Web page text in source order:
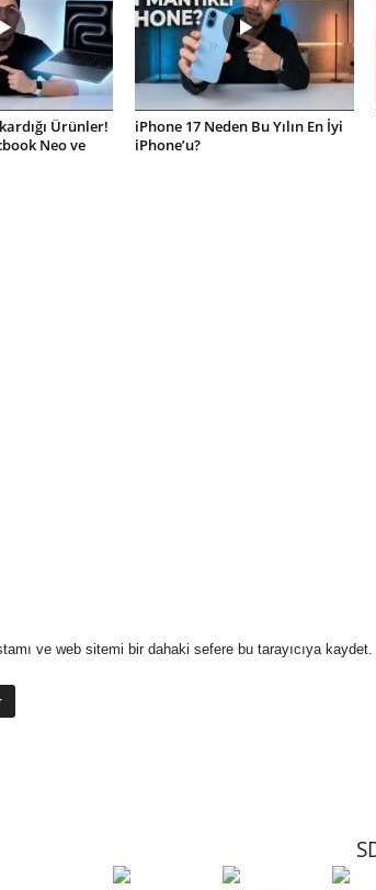
Ürünler!
Neo ve
iPhone 17 Neden Bu Yılın En İyi
iPhone’u?
ve web sitemi bir dahaki sefere bu tarayıcıya kaydet.